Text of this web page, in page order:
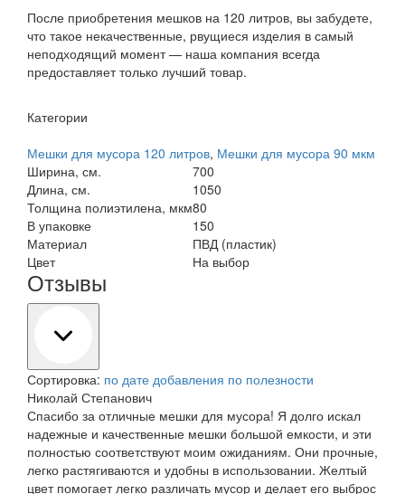
После приобретения мешков на 120 литров, вы забудете,
что такое некачественные, рвущиеся изделия в самый
неподходящий момент — наша компания всегда
предоставляет только лучший товар.
Категории
Мешки для мусора 120 литров, Мешки для мусора 90 мкм
Ширина, см.
700
Длина, см.
1050
Толщина полиэтилена, мкм80
В упаковке
150
Материал
ПВД (пластик)
Цвет
На выбор
Отзывы
Сортировка: по дате добавления по полезности
Николай Степанович
Спасибо за отличные мешки для мусора! Я долго искал
надежные и качественные мешки большой емкости, и эти
полностью соответствуют моим ожиданиям. Они прочные,
легко растягиваются и удобны в использовании. Желтый
цвет помогает легко различать мусор и делает его выброс